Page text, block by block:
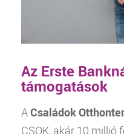
Az Erste
támogatások
ACsaládok
CSOK, akár 10